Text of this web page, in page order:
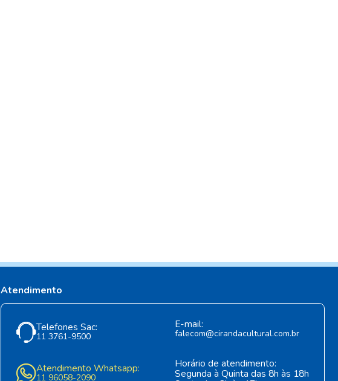
Atendimento
Telefones Sac:
11 3761-9500
E-mail:
falecom@cirandacultural.com.br
Atendimento Whatsapp:
11 96058-2090
Horário de atendimento:
Segunda à Quinta das 8h às 18h